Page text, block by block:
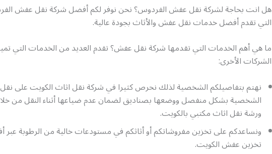
هل انت بحاجة لشركة نقل عفش الفردوس؟ نحن نوفر لكم أفضل شركة نقل عفش
التي تقدم أفضل خدمات نقل عفش والأثاث بجودة عالية.
ما هي أهم الخدمات التي تقدمها شركة نقل عفش؟ تقدم العديد من الخدمات التي
الشركات الأخرى:
نهتم بتفاصيلكم الشخصية لذلك نحرص كثيرا في شركة نقل اثاث الكويت على
الشخصية بشكل منفصل ووضعها بصناديق لضمان عدم ضياعها أثناء النقل من
ورشة نقل اثاث مكتبي بالكويت.
ونساعدكم على تخزين مفروشاتكم أو أثاثكم في مستودعات خالية من الرطوبة
تخزين عفش الكويت.